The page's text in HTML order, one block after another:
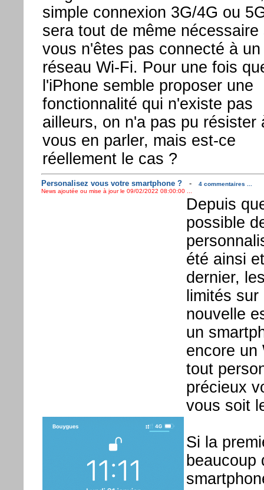
simple connexion 3G/4G ou
sera tout de même nécessaire
vous n'êtes pas connecté à un
réseau Wi-Fi. Pour une fois
l'iPhone semble proposer une
fonctionnalité qui n'existe pas
ailleurs, on n'a pas pu résister
vous en parler, mais est-ce
réellement le cas ?
Personalisez vous votre smartphone ?-
4 commentaires ...
News ajoutée ou mise à jour le 09/02/2022 08:00:00 ...
Depuis
possible
été ainsi
dernier,
limités
nouvelle
un
encore un
tout
précieux
vous soit
Si la
beaucoup